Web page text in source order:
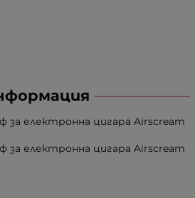
за електронна цигара Airscream
за електронна цигара Airscream